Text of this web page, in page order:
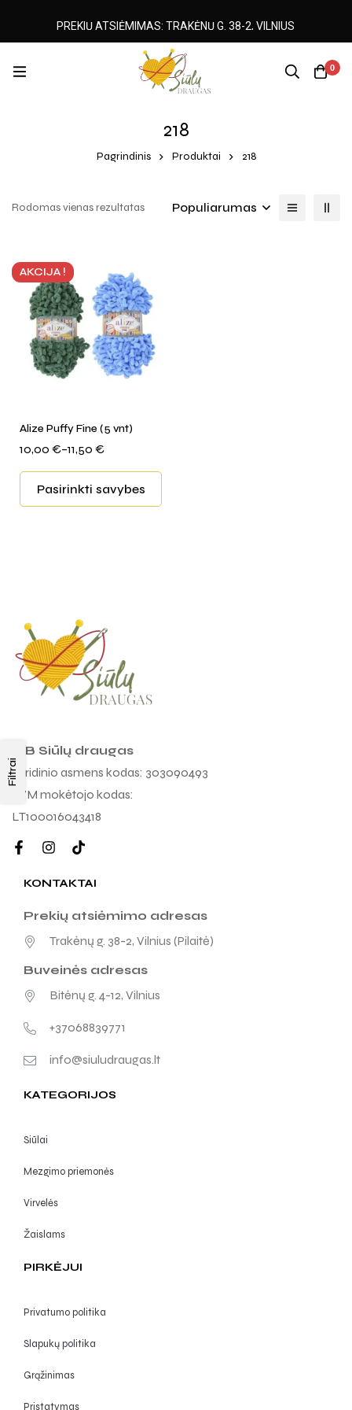
0
218
Pagrindinis Produktai 218
Filtrai
Rodomas vienas rezultatas Populiarumas
AKCIJA !
Alize Puffy Fine (5 vnt)
10,00 €–11,50 €
Pasirinkti savybes
MB Siūlų draugas
Juridinio asmens kodas: 303090493
PVM mokėtojo kodas:
LT100016043418
KONTAKTAI
Prekių atsiėmimo adresas
Trakėnų g. 38-2, Vilnius (Pilaitė)
Buveinės adresas
Bitėnų g. 4-12, Vilnius
+37068839771
info@siuludraugas.lt
KATEGORIJOS
Siūlai
Mezgimo priemonės
Virvelės
Žaislams
PIRKĖJUI
Privatumo politika
Slapukų politika
Grąžinimas
Pristatymas
PREKIŲ ATSIĖMIMAS: TRAKĖNŲ G. 38-2, VILNIUS